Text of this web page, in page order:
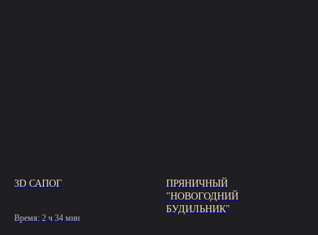
3D САПОГ
Время: 2 ч 34 мин
ПРЯНИЧНЫЙ
"НОВОГОДНИЙ
БУДИЛЬНИК"